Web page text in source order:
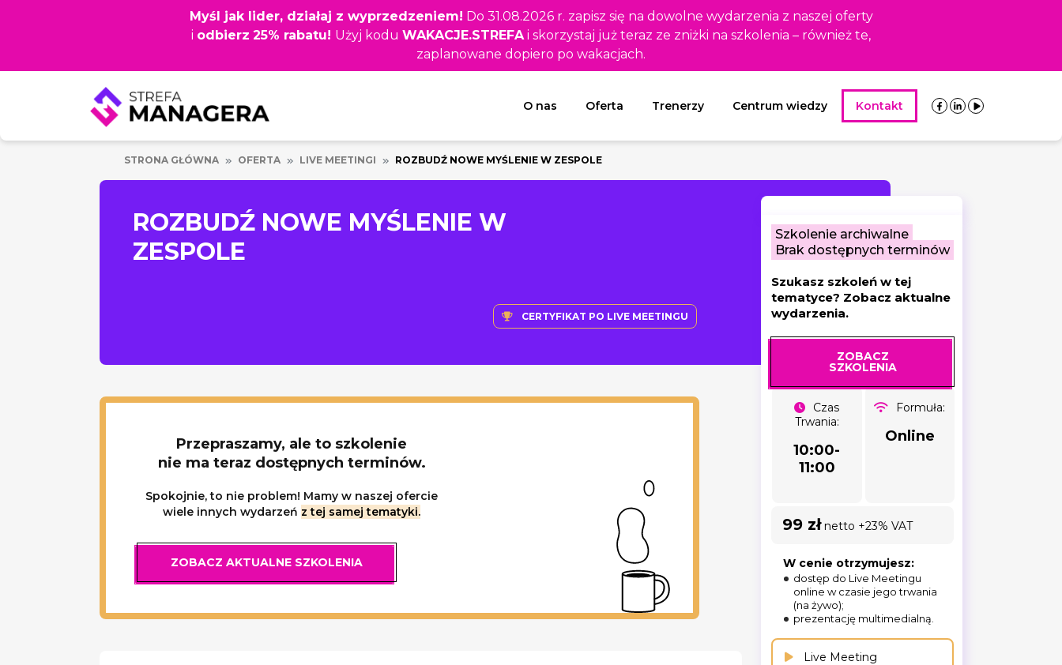
Myśl jak lider, działaj z wyprzedzeniem! Do 31.08.2026 r. zapisz się na dowolne wydarzenia z naszej oferty
i odbierz 25% rabatu! Użyj kodu WAKACJE.STREFAi skorzystaj już teraz ze zniżki na szkolenia – również te,
zaplanowane dopiero po wakacjach.
O nas Oferta Trenerzy Centrum wiedzy Kontakt
STRONA GŁÓWNA OFERTA LIVE MEETINGI ROZBUDŹ NOWE MYŚLENIE W ZESPOLE
ROZBUDŹ NOWE MYŚLENIE W
ZESPOLE
CERTYFIKAT PO LIVE MEETINGU
Szkolenie archiwalne
Brak dostępnych terminów
Szukasz szkoleń w tej
tematyce? Zobacz aktualne
wydarzenia.
ZOBACZ
SZKOLENIA
Czas
Trwania:
10:00-
11:00
Formuła:
Online
99 złnetto +23% VAT
W cenie otrzymujesz:
dostęp do Live Meetingu
online w czasie jego trwania
(na żywo);
prezentację multimedialną.
Live Meeting
Przepraszamy, ale to szkolenie
nie ma teraz dostępnych terminów.
Spokojnie, to nie problem! Mamy w naszej ofercie
wiele innych wydarzeń z tej samej tematyki.
ZOBACZ AKTUALNE SZKOLENIA